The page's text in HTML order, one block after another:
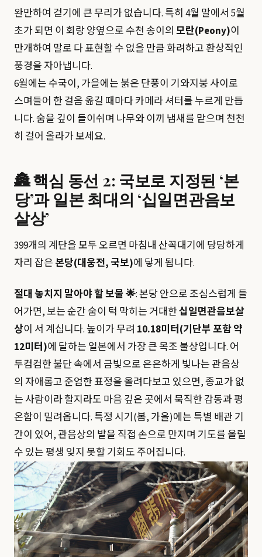
완만하여 걷기에 큰 무리가 없습니다. 특히 4월 말에서 5월
초가 되면 이 회랑 양옆으로 수천 송이의 모란(Peony)이
만개하여 말로 다 표현할 수 없을 만큼 화려하고 환상적인
풍경을 자아냅니다.
6월에는 수국이, 가을에는 붉은 단풍이 기와지붕 사이로
스며들어 한 걸음 옮길 때마다 카메라 셔터를 누르게 만듭
니다. 숨을 깊이 들이쉬며 나무와 이끼 냄새를 맡으며 천천
히 걸어 올라가 보세요.
🏯 핵심 동선 2: 국보로 지정된 ‘본
당’과 일본 최대의 ‘십일면관음보
살상’
399개의 계단을 모두 오르면 마침내 산꼭대기에 당당하게
자리 잡은 본당(대웅전, 국보)에 닿게 됩니다.
절대 놓치지 말아야 할 보물 🌟: 본당 안으로 조심스럽게 들
어가면, 보는 순간 숨이 턱 막히는 거대한십일면관음보살
상이 서 계십니다. 높이가 무려 10.18미터(기단부 포함 약
12미터)에 달하는 일본에서 가장 큰 목조 불상입니다. 어
두컴컴한 불단 속에서 금빛으로 은은하게 빛나는 관음상
의 자애롭고 준엄한 표정을 올려다보고 있으면, 종교가 없
는 사람이라 할지라도 마음 깊은 곳에서 묵직한 감동과 평
온함이 밀려옵니다. 특정 시기(봄, 가을)에는 특별 배관 기
간이 있어, 관음상의 발을 직접 손으로 만지며 기도를 올릴
수 있는 평생 잊지 못할 기회도 주어집니다.